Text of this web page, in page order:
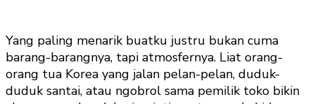
Yang paling menarik buatku justru bukan cuma
barang-barangnya, tapi atmosfernya. Liat orang-
orang tua Korea yang jalan pelan-pelan, duduk-
duduk santai, atau ngobrol sama pemilik toko bikin